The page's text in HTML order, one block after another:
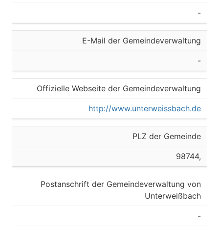
-
E-Mail der Gemeindeverwaltung
-
Offizielle Webseite der Gemeindeverwaltung
http://www.unterweissbach.de
PLZ der Gemeinde
98744,
Postanschrift der Gemeindeverwaltung von
Unterweißbach
-